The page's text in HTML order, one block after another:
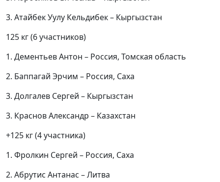
3. Атайбек Уулу Кельдибек – Кыргызстан
125 кг (6 участников)
1. Дементьев Антон – Россия, Томская область
2. Баппагай Эрчим – Россия, Саха
3. Долгалев Сергей – Кыргызстан
3. Краснов Александр – Казахстан
+125 кг (4 участника)
1. Фролкин Сергей – Россия, Саха
2. Абрутис Антанас – Литва